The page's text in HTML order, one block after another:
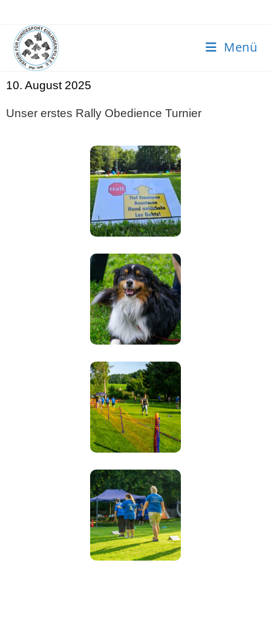
Menü
10. August 2025
Unser erstes Rally Obedience Turnier